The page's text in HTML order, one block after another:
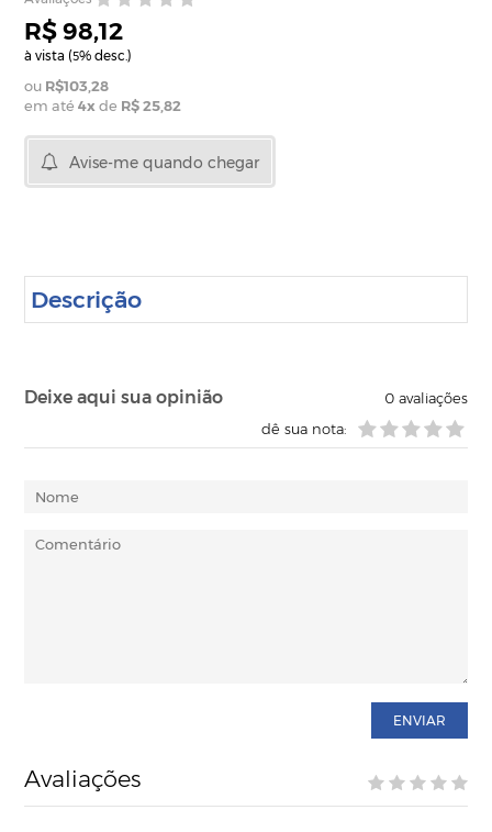
R$ 98,12
à vista (5% desc.)
R$103,28
em até4x de R$ 25,82
Avise-me quando chegar
Descrição
Deixe aqui sua opinião 0avaliações
dê sua nota:
ENVIAR
Avaliações